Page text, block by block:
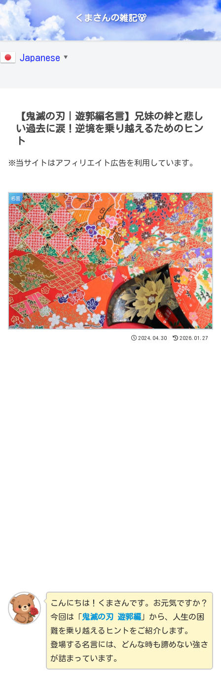
くまさんの雑記🐻
Japanese ▼
【鬼滅の刃｜遊郭編名言】兄妹の絆と悲し
い過去に涙！逆境を乗り越えるためのヒン
ト
※当サイトはアフィリエイト広告を利用しています。
名言
2024.04.30 2026.01.27
こんにちは！くまさんです。お元気ですか？
今回は「鬼滅の刃 遊郭編」から、人生の困
難を乗り越えるヒントをご紹介します。
登場する名言には、どんな時も諦めない強さ
が詰まっています。